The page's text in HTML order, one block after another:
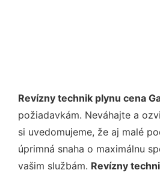
Revízny technik plynu cena
požiadavkám. Neváhajte a
si uvedomujeme, že aj malé
úprimná snaha o maximálnu
vašim službám. Revízny